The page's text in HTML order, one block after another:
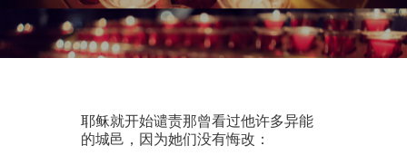
耶稣就开始谴责那曾看过他许多异能
的城邑，因为她们没有悔改：